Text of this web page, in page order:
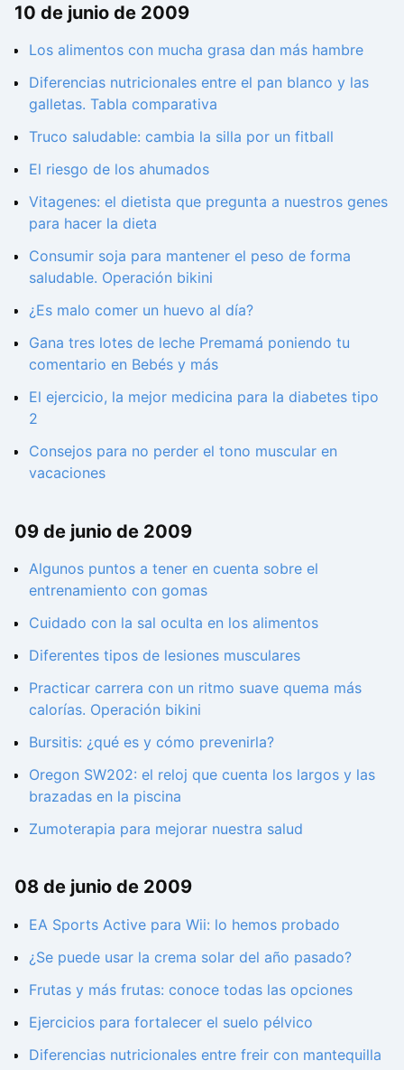
10 de junio de 2009
Los alimentos con mucha grasa dan más hambre
Diferencias nutricionales entre el pan blanco y las
galletas. Tabla comparativa
Truco saludable: cambia la silla por un fitball
El riesgo de los ahumados
Vitagenes: el dietista que pregunta a nuestros genes
para hacer la dieta
Consumir soja para mantener el peso de forma
saludable. Operación bikini
¿Es malo comer un huevo al día?
Gana tres lotes de leche Premamá poniendo tu
comentario en Bebés y más
El ejercicio, la mejor medicina para la diabetes tipo
2
Consejos para no perder el tono muscular en
vacaciones
09 de junio de 2009
Algunos puntos a tener en cuenta sobre el
entrenamiento con gomas
Cuidado con la sal oculta en los alimentos
Diferentes tipos de lesiones musculares
Practicar carrera con un ritmo suave quema más
calorías. Operación bikini
Bursitis: ¿qué es y cómo prevenirla?
Oregon SW202: el reloj que cuenta los largos y las
brazadas en la piscina
Zumoterapia para mejorar nuestra salud
08 de junio de 2009
EA Sports Active para Wii: lo hemos probado
¿Se puede usar la crema solar del año pasado?
Frutas y más frutas: conoce todas las opciones
Ejercicios para fortalecer el suelo pélvico
Diferencias nutricionales entre freir con mantequilla